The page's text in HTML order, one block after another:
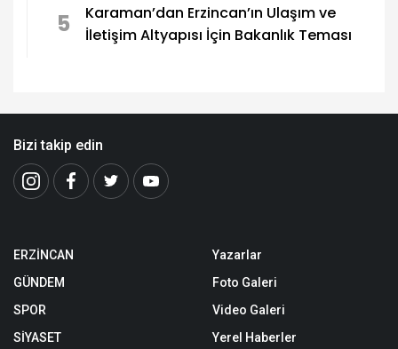
5
Karaman’dan Erzincan’ın Ulaşım ve
İletişim Altyapısı İçin Bakanlık Teması
Bizi takip edin
ERZİNCAN
GÜNDEM
SPOR
SİYASET
Yazarlar
Foto Galeri
Video Galeri
Yerel Haberler